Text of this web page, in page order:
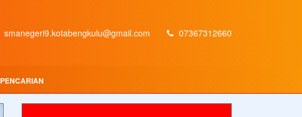
smanegeri9.kotabengkulu@gmail.com 07367312660
PENCARIAN